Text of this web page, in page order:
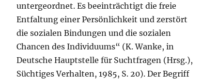
untergeordnet. Es beeinträchtigt die freie
Entfaltung einer Persönlichkeit und zerstört
die sozialen Bindungen und die sozialen
Chancen des Individuums“ (K. Wanke, in
Deutsche Hauptstelle für Suchtfragen (Hrsg.),
Süchtiges Verhalten, 1985, S. 20). Der Begriff